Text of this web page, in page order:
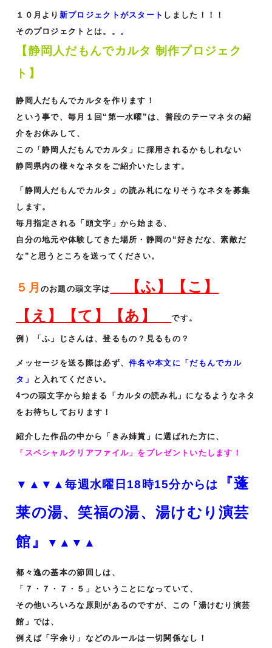
１０月より 新プロジェクトがスタート しました！！！
そのプロジェクトとは。。。
【静岡人だもんでカルタ 制作プロジェク
ト】
静岡人だもんでカルタを作ります！
という事で、毎月１回“第一水曜”は、普段のテーマネタの紹
介をお休みして、
この「静岡人だもんでカルタ」に採用されるかもしれない
静岡県内の様々なネタをご紹介いたします。
「静岡人だもんでカルタ」の読み札になりそうなネタを募集
します。
毎月指定される「頭文字」から始まる、
自分の地元や体験してきた場所・静岡の“好きだな、素敵だ
な”と思うところを送ってください。
５月 のお題の頭文字は
【ふ】【こ】
【え】【て】【あ】です。
例）「ふ」じさんは、登るもの？見るもの？
メッセージを送る際は必ず、件名や本文に「だもんでカル
タ」
と入れてください。
4つの頭文字から始まる「カルタの読み札」になるようなネタ
をお待ちしております！
紹介した作品の中から「きみ姉賞」に選ばれた方に、
「スペシャルクリアファイル」をプレゼントいたします！
▼▲▼▲毎週水曜日18時15分からは
『蓬
莱の湯、笑福の湯、湯けむり演芸
館』
▼▲▼▲
都々逸の基本の節回しは、
「７・７・７・５」ということになっていて、
その他いろいろな原則があるのですが、この「湯けむり演芸
館」では、
例えば「字余り」などのルールは一切関係なし！